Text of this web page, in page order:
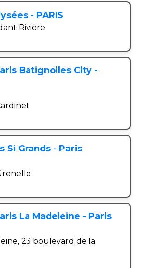
- PARIS
Rivière
Batignolles City -
Si Grands - Paris
La Madeleine - Paris
23 boulevard de la